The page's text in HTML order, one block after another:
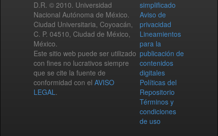
D.R. © 2010. Universidad
Nacional Autónoma de México.
Ciudad Universitaria, Coyoacán,
C. P. 04510, Ciudad de México,
México.
Este sitio web puede ser utilizado
con fines no lucrativos siempre
que se cite la fuente de
conformidad con el AVISO
LEGAL.
simplificado
Aviso de
privacidad
Lineamientos
para la
publicación de
contenidos
digitales
Políticas del
Repositorio
Términos y
condiciones
de uso